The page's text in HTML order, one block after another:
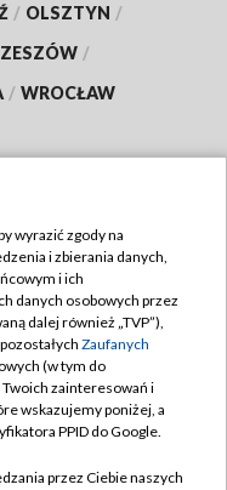
/ OLSZTYN /
/
/ WROCŁAW
wyrazić zgody na
i zbierania danych,
i ich
danych osobowych przez
dalej również „TVP”),
Zaufanych
(w tym do
zainteresowań i
wskazujemy poniżej, a
PPID do Google.
przez Ciebie naszych